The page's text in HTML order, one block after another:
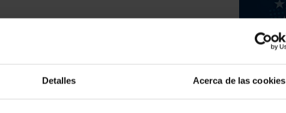
Detalles Acerca de las cookies